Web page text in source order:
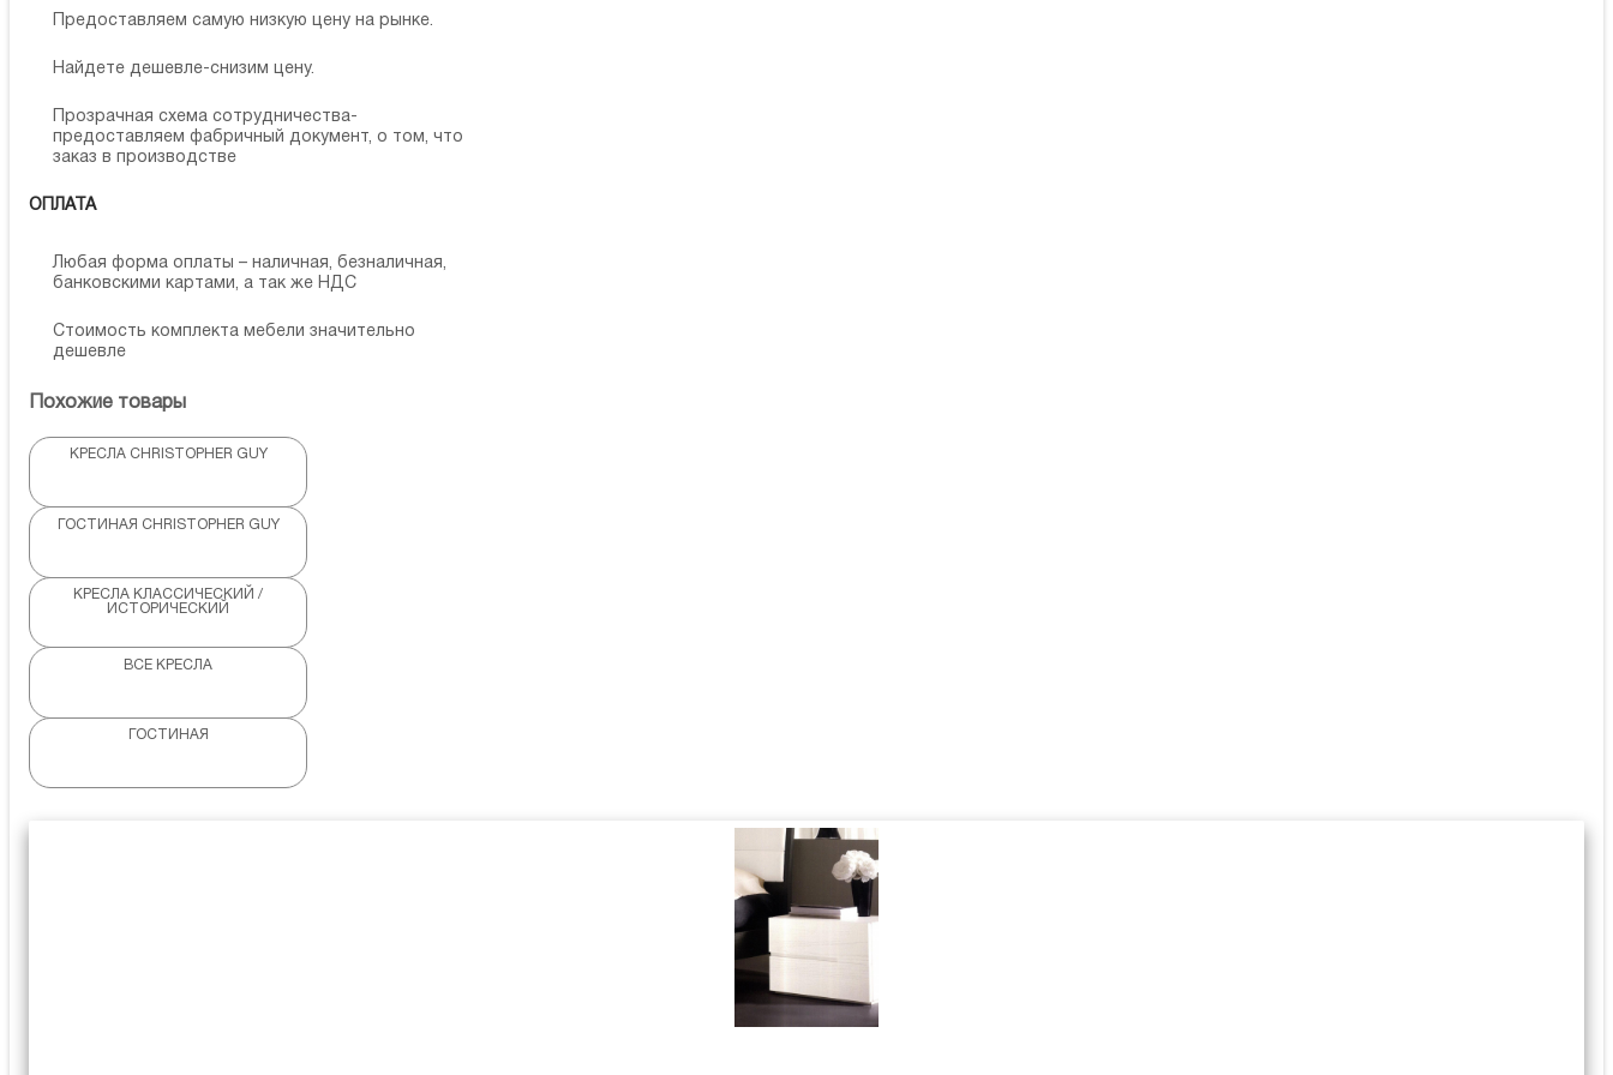
Предоставляем самую низкую цену на рынке.
Найдете дешевле-снизим цену.
Прозрачная схема сотрудничества-
предоставляем фабричный документ, о том, что
заказ в производстве
ОПЛАТА
Любая форма оплаты – наличная, безналичная,
банковскими картами, а так же НДС
Стоимость комплекта мебели значительно
дешевле
Похожие товары
КРЕСЛА CHRISTOPHER GUY
ГОСТИНАЯ CHRISTOPHER GUY
КРЕСЛА КЛАССИЧЕСКИЙ /
ИСТОРИЧЕСКИЙ
ВСЕ КРЕСЛА
ГОСТИНАЯ